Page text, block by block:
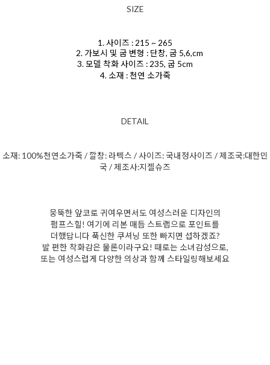
SIZE
1. 사이즈 : 215 ~ 265
2. 가보시 및 굽 변형 : 단창, 굽 5,6,cm
3. 모델 착화 사이즈 : 235, 굽 5cm
4. 소재 : 천연 소가죽
DETAIL
소재: 100%천연소가죽 / 깔창: 라텍스 / 사이즈: 국내정사이즈 / 제조국:대한민
국 / 제조사:지젤슈즈
뭉뚝한 앞코로 귀여우면서도 여성스러운 디자인의
펌프스힐! 여기에 리본 매듭 스트랩으로 포인트를
더했답니다 푹신한 쿠셔닝 또한 빠지면 섭하겠죠?
발 편한 착화감은 물론이라구요! 때로는 소녀감성으로,
또는 여성스럽게 다양한 의상과 함께 스타일링해보세요